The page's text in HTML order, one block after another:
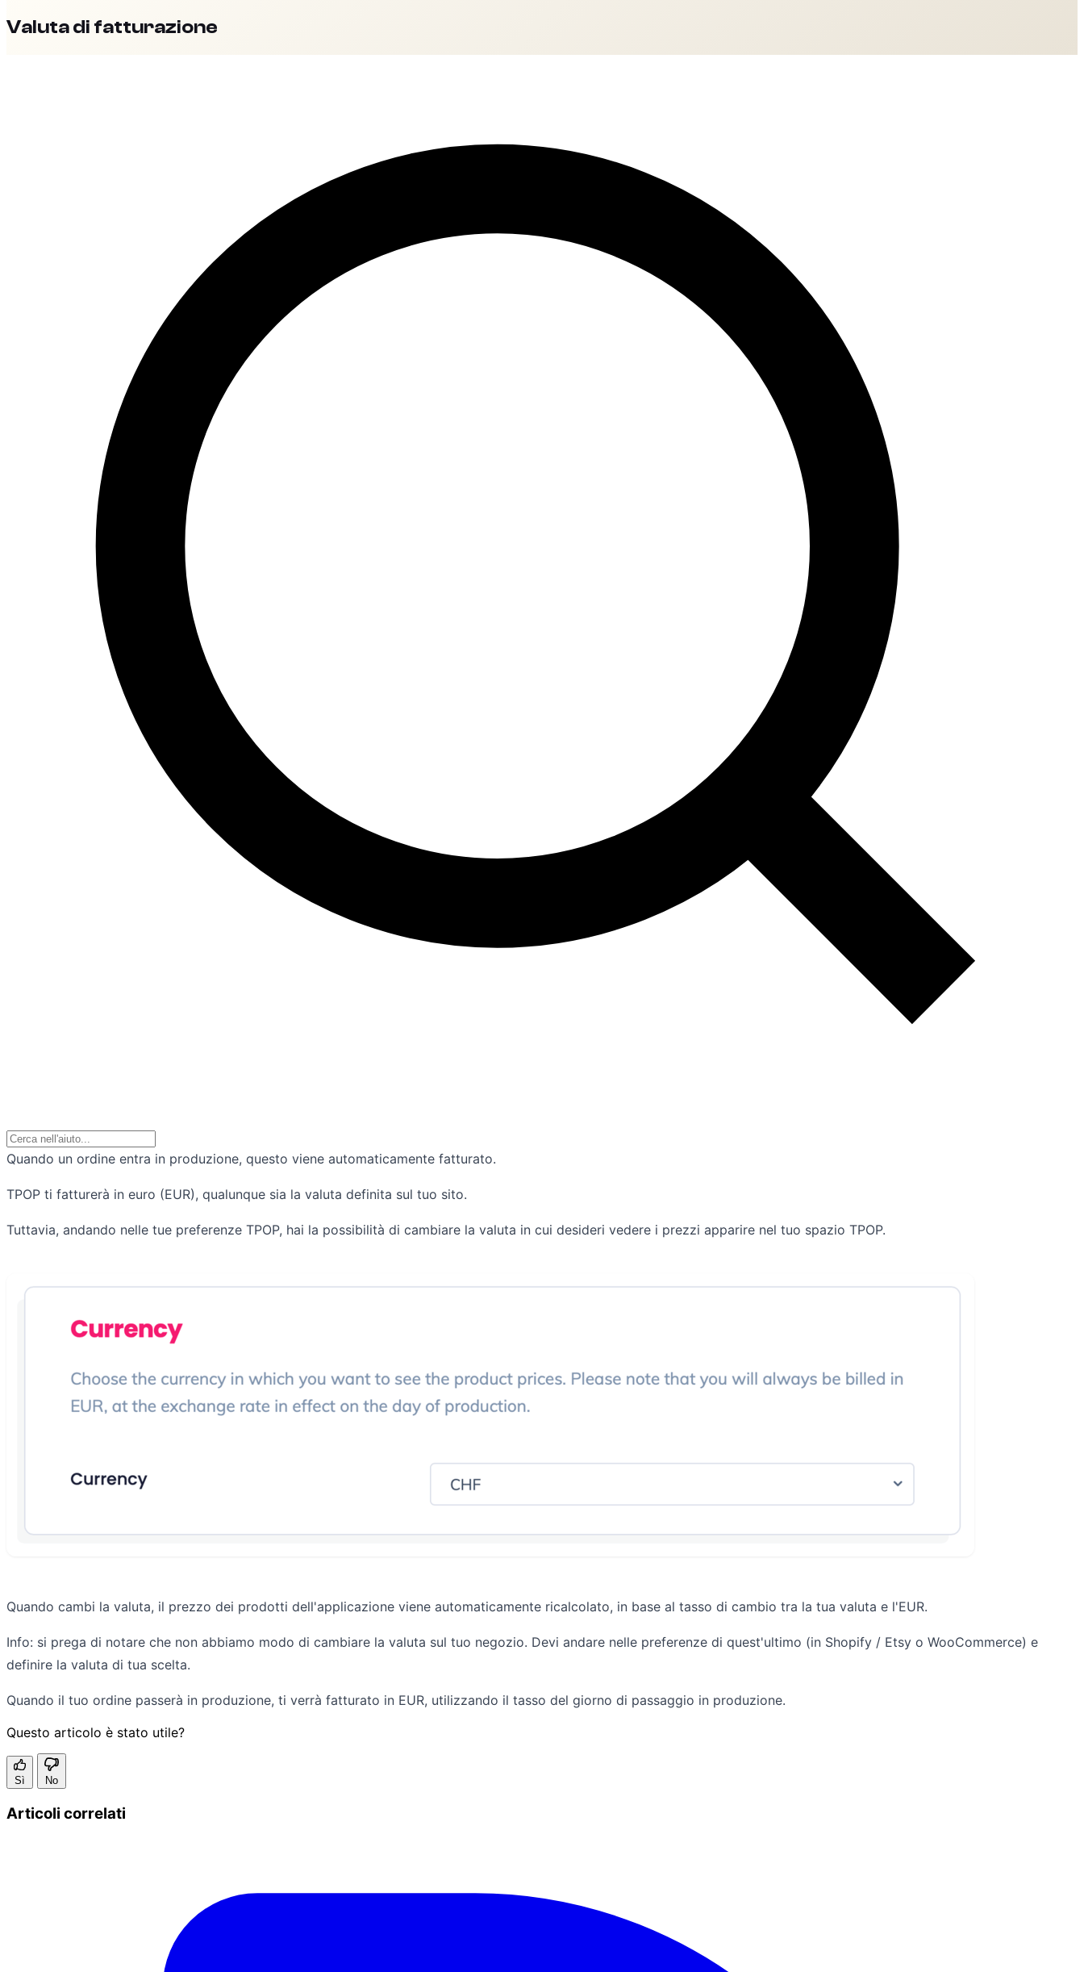
Valuta di fatturazione
Quando un ordine entra in produzione, questo viene automaticamente fatturato.
TPOP ti fatturerà in euro (EUR), qualunque sia la valuta definita sul tuo sito.
Tuttavia, andando nelle tue preferenze TPOP, hai la possibilità di cambiare la valuta in cui desideri vedere i prezzi apparire nel tuo spazio TPOP.
Quando cambi la valuta, il prezzo dei prodotti dell'applicazione viene automaticamente ricalcolato, in base al tasso di cambio tra la tua valuta e l'EUR.
Info: si prega di notare che non abbiamo modo di cambiare la valuta sul tuo negozio. Devi andare nelle preferenze di quest'ultimo (in Shopify / Etsy o WooCommerce) e
definire la valuta di tua scelta.
Quando il tuo ordine passerà in produzione, ti verrà fatturato in EUR, utilizzando il tasso del giorno di passaggio in produzione.
Questo articolo è stato utile?
Sì No
Articoli correlati